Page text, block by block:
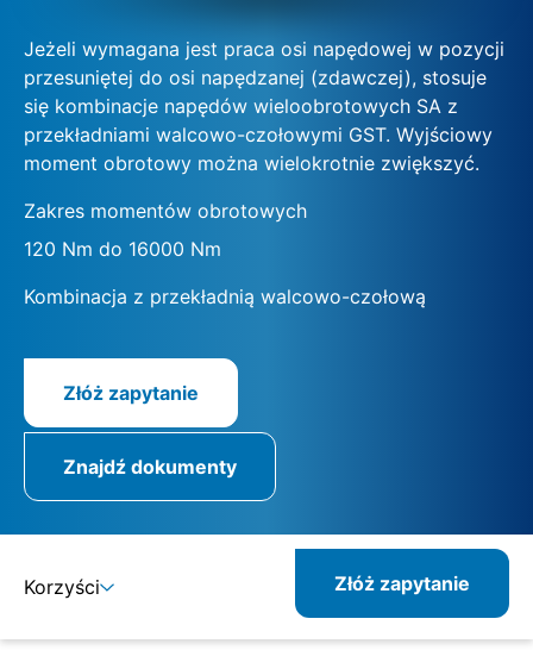
Jeżeli wymagana jest praca osi napędowej w pozycji
przesuniętej do osi napędzanej (zdawczej), stosuje
się kombinacje napędów wieloobrotowych SA z
przekładniami walcowo-czołowymi GST. Wyjściowy
moment obrotowy można wielokrotnie zwiększyć.
Zakres momentów obrotowych
120 Nm do 16000 Nm
Kombinacja z przekładnią walcowo-czołową
Złóż zapytanie
Znajdź dokumenty
Korzyści Złóż zapytanie